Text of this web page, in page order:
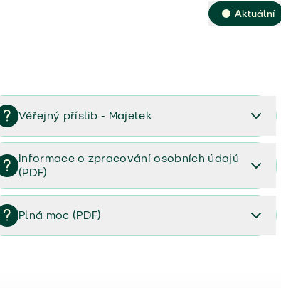
Aktuální
Věřejný příslib - Majetek
Věřejný příslib majetek 2023
Informace o zpracování osobních údajů
(PDF)
Informace o zpracování osobních údajů (PDF)
Plná moc (PDF)